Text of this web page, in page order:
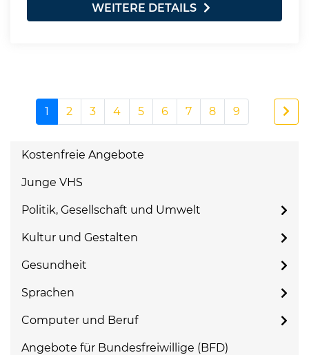
WEITERE DETAILS
1 2 3 4 5 6 7 8 9
Kostenfreie Angebote
Junge VHS
Politik, Gesellschaft und Umwelt
Kultur und Gestalten
Gesundheit
Sprachen
Computer und Beruf
Angebote für Bundesfreiwillige (BFD)